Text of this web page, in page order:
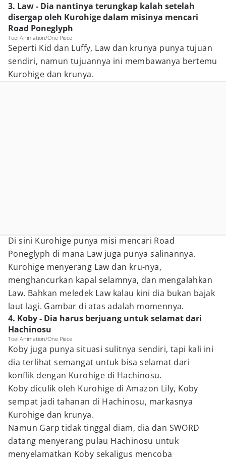
3. Law - Dia nantinya terungkap kalah setelah
disergap oleh Kurohige dalam misinya mencari
Road Poneglyph
Toei Animation/One Piece
Seperti Kid dan Luffy, Law dan krunya punya tujuan
sendiri, namun tujuannya ini membawanya bertemu
Kurohige dan krunya.
Di sini Kurohige punya misi mencari Road
Poneglyph di mana Law juga punya salinannya.
Kurohige menyerang Law dan kru-nya,
menghancurkan kapal selamnya, dan mengalahkan
Law. Bahkan meledek Law kalau kini dia bukan bajak
laut lagi. Gambar di atas adalah momennya.
4. Koby - Dia harus berjuang untuk selamat dari
Hachinosu
Toei Animation/One Piece
Koby juga punya situasi sulitnya sendiri, tapi kali ini
dia terlihat semangat untuk bisa selamat dari
konflik dengan Kurohige di Hachinosu.
Koby diculik oleh Kurohige di Amazon Lily, Koby
sempat jadi tahanan di Hachinosu, markasnya
Kurohige dan krunya.
Namun Garp tidak tinggal diam, dia dan SWORD
datang menyerang pulau Hachinosu untuk
menyelamatkan Koby sekaligus mencoba